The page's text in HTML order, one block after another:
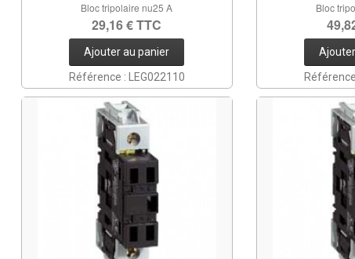
Bloc tripolaire nu25 A
29,16 € TTC
Ajouter au panier
Référence : LEG022110
Bloc